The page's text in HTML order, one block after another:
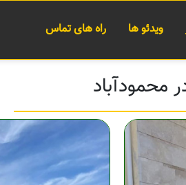
ویدئو ها راه های تماس
محمودآباد